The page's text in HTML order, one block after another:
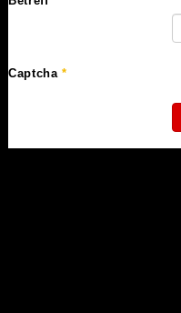
Captcha*